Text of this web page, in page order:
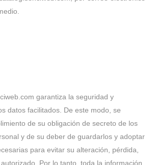
garantiza la seguridad y
datos facilitados. De este modo, se
de su obligación de secreto de los
y de su deber de guardarlos y adoptar
para evitar su alteración, pérdida,
Por lo tanto, toda la información